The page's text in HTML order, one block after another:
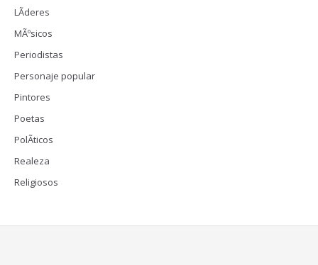
LÃ­deres
MÃºsicos
Periodistas
Personaje popular
Pintores
Poetas
PolÃ­ticos
Realeza
Religiosos